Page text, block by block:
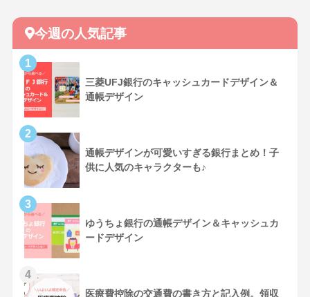
今週の人気記事
三菱UFJ銀行のキャッシュカードデザイン＆
通帳デザイン
通帳デザインが可愛いすぎる銀行まとめ！子
供に人気のキャラクターも♪
ゆうちょ銀行の通帳デザイン＆キャッシュカ
ードデザイン
医療費控除の交通費の書き方と記入例。領収